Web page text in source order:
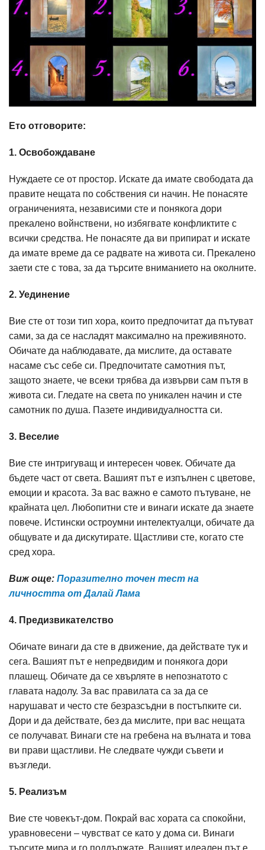
Ето отговорите:
1. Освобождаване
Нуждаете се от простор. Искате да имате свободата да
правите нещата по собствения си начин. Не понасяте
ограниченията, независими сте и понякога дори
прекалено войнствени, но избягвате конфликтите с
всички средства. Не понасяте да ви припират и искате
да имате време да се радвате на живота си. Прекалено
заети сте с това, за да търсите вниманието на околните.
2. Уединение
Вие сте от този тип хора, които предпочитат да пътуват
сами, за да се насладят максимално на преживяното.
Обичате да наблюдавате, да мислите, да оставате
насаме със себе си. Предпочитате самотния път,
защото знаете, че всеки трябва да извърви сам пътя в
живота си. Гледате на света по уникален начин и сте
самотник по душа. Пазете индивидуалността си.
3. Веселие
Вие сте интригуващ и интересен човек. Обичате да
бъдете част от света. Вашият път е изпълнен с цветове,
емоции и красота. За вас важно е самото пътуване, не
крайната цел. Любопитни сте и винаги искате да знаете
повече. Истински остроумни интелектуалци, обичате да
общувате и да дискутирате. Щастливи сте, когато сте
сред хора.
Виж още: Поразително точен тест на
личността от Далай Лама
4. Предизвикателство
Обичате винаги да сте в движение, да действате тук и
сега. Вашият път е непредвидим и понякога дори
плашещ. Обичате да се хвърляте в непознатото с
главата надолу. За вас правилата са за да се
нарушават и често сте безразсъдни в постъпките си.
Дори и да действате, без да мислите, при вас нещата
се получават. Винаги сте на гребена на вълната и това
ви прави щастливи. Не следвате чужди съвети и
възгледи.
5. Реализъм
Вие сте човекът-дом. Покрай вас хората са спокойни,
уравновесени – чувстват се като у дома си. Винаги
търсите мира и го поддържате. Вашият идеален път е